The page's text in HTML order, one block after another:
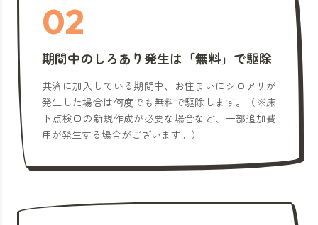
02
期間中のしろあり発生は「無料」で駆除
共済に加入している期間中、お住まいにシロアリが
発生した場合は何度でも無料で駆除します。（※床
下点検口の新規作成が必要な場合など、一部追加費
用が発生する場合がございます。）